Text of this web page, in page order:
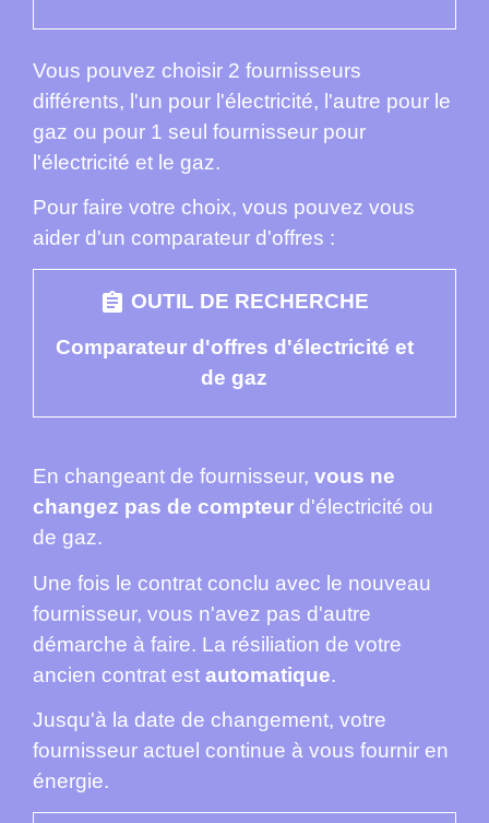
Vous pouvez choisir 2 fournisseurs
différents, l'un pour l'électricité, l'autre pour le
gaz ou pour 1 seul fournisseur pour
l'électricité et le gaz.
Pour faire votre choix, vous pouvez vous
aider d'un comparateur d'offres :
assignment OUTIL DE RECHERCHE
Comparateur d'offres d'électricité et
de gaz
En changeant de fournisseur, vous ne
changez pas de compteur d'électricité ou
de gaz.
Une fois le contrat conclu avec le nouveau
fournisseur, vous n'avez pas d'autre
démarche à faire. La résiliation de votre
ancien contrat est automatique.
Jusqu'à la date de changement, votre
fournisseur actuel continue à vous fournir en
énergie.